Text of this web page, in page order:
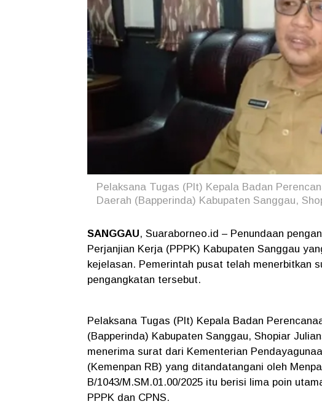
Pelaksana Tugas (Plt) Kepala Badan
Daerah (Bapperinda) Kabupaten Sanggau,
SANGGAU, Suaraborneo.id – Penundaan
Perjanjian Kerja (PPPK) Kabupaten Sanggau
kejelasan. Pemerintah pusat telah menerbitkan
pengangkatan tersebut.
Pelaksana Tugas (Plt) Kepala Badan
(Bapperinda) Kabupaten Sanggau, Shopiar
menerima surat dari Kementerian
(Kemenpan RB) yang ditandatangani oleh
B/1043/M.SM.01.00/2025 itu berisi lima poin
PPPK dan CPNS.